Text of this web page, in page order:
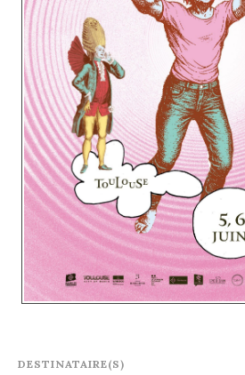
DESTINATAIRE(S)